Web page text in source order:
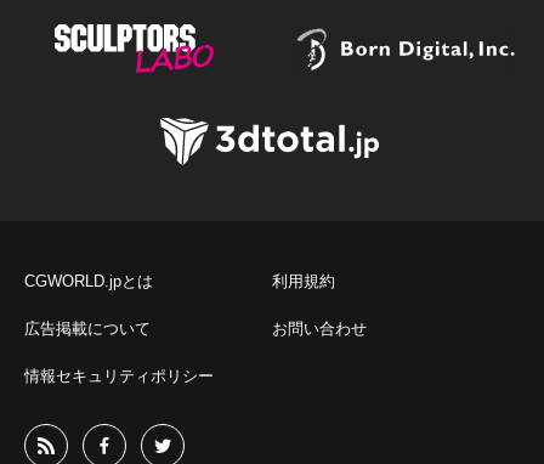
CGWORLD.jpとは 利用規約
広告掲載について お問い合わせ
情報セキュリティポリシー